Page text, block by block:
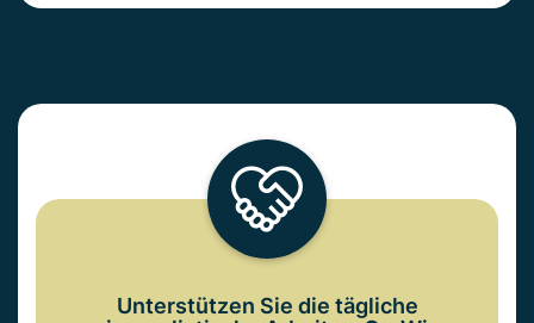
Unterstützen Sie die tägliche